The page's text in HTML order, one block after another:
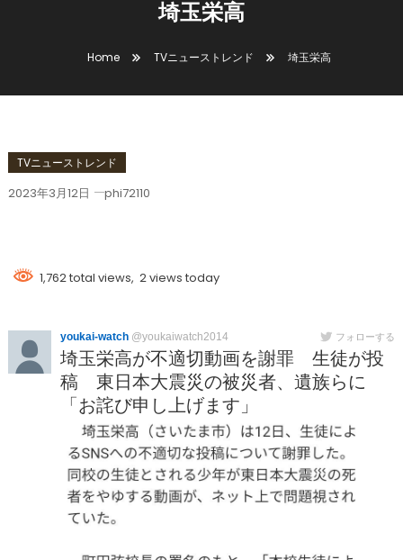
埼玉栄高
Home TVニューストレンド 埼玉栄高
TVニューストレンド
2023年3月12日 phi72110
1,762 total views, 2 views today
youkai-watch @youkaiwatch2014 フォローする
埼玉栄高が不適切動画を謝罪 生徒が投
稿 東日本大震災の被災者、遺族らに
「お詫び申し上げます」